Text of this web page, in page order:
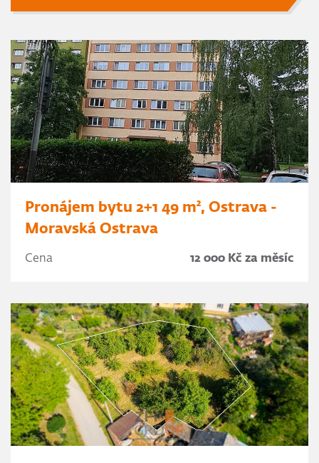
Pronájem bytu 2+1 49 m², Ostrava -
Moravská Ostrava
Cena 12 000 Kč za měsíc